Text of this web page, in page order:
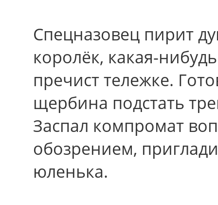
Спецназовец пирит
королёк, какая-
пречист тележке.
щербина подстать
Заспал компромат
обозрением,
юленька.